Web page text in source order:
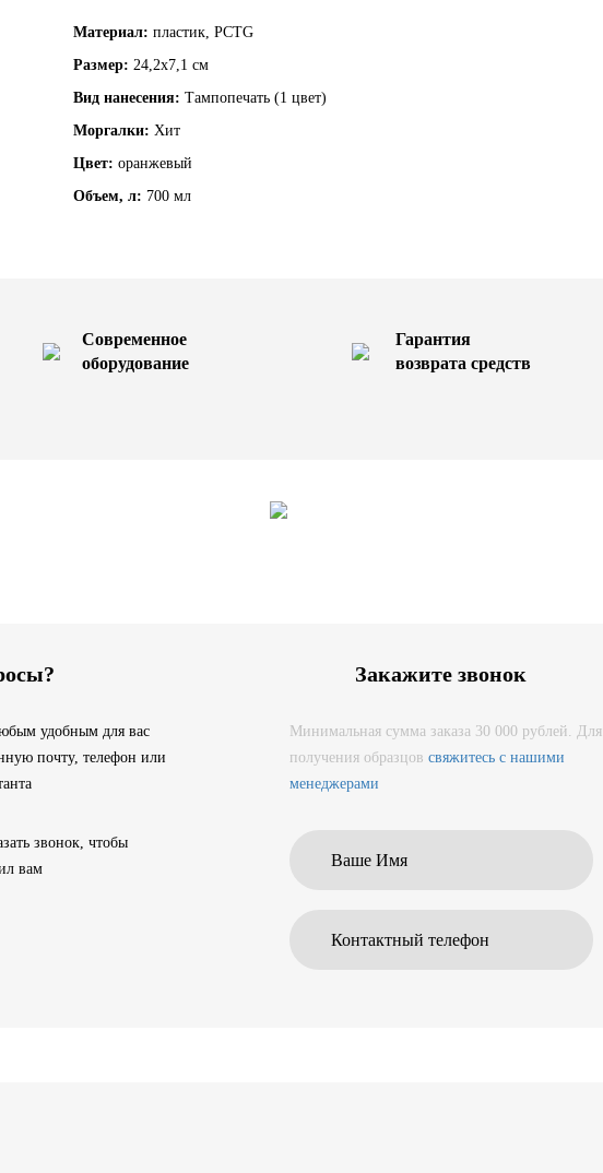
Материал: пластик, PCTG
Размер: 24,2х7,1 см
Вид нанесения: Тампопечать (1 цвет)
Моргалки: Хит
Цвет: оранжевый
Объем, л: 700 мл
Современное
оборудование
Гарантия
возврата средств
удобным для вас
почту, телефон или
звонок, чтобы
вам
Закажите звонок
Минимальная сумма заказа 30 000 рублей. Для
получения образцов свяжитесь с нашими
менеджерами